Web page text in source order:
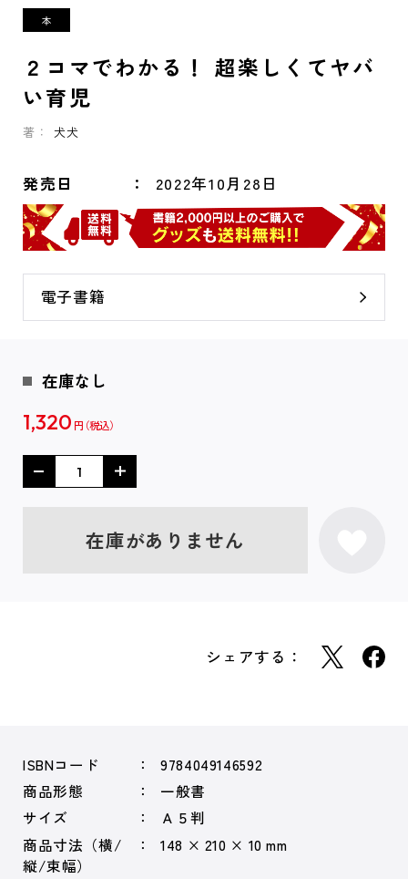
２コマでわかる！ 超楽しくてヤバ
い育児
著： 犬犬
発売日 2022年10月28日
電子書籍
在庫なし
1,320 円
在庫がありません
シェアする：
ISBNコード
9784049146592
商品形態
一般書
サイズ
Ａ５判
商品寸法（横/
縦/束幅）
148 × 210 × 10 mm